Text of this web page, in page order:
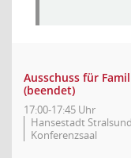
Ausschuss für
(beendet)
17:00-17:45 Uhr
Hansestadt
Konferenzsaal